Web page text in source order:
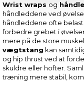
Wrist wraps og
håndleddene ved
håndleddene ofte
forbedre grebet i
mere på de store
vægtstang kan
og hip thrust ved at
skuldre eller hofter.
træning mere stabil,